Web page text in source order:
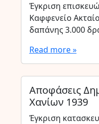
Έγκριση
Καφφενείο
δαπάνης 3.000
Read more »
Αποφάσεις
Χανίων 1939
Έγκριση